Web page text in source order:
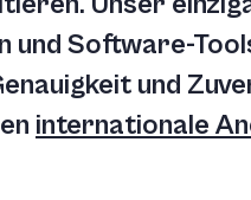
und Software-
und
internationale